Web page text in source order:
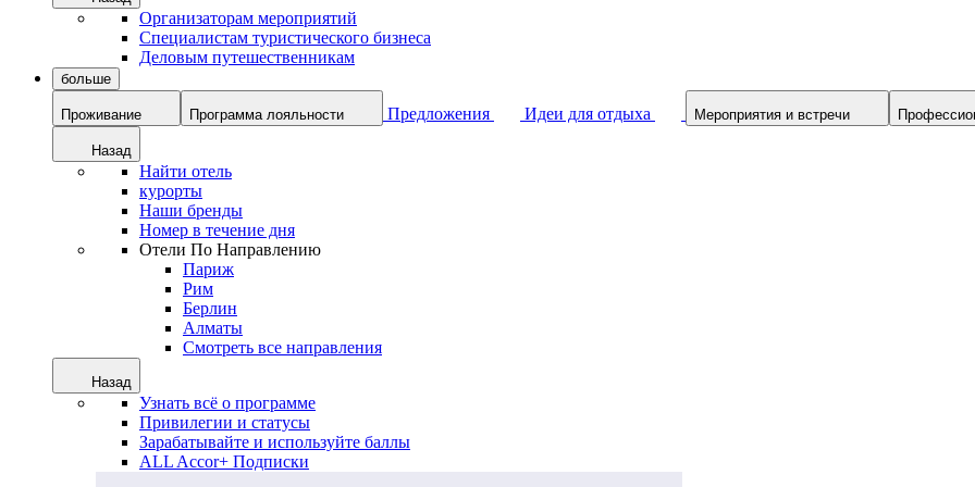
Организаторам мероприятий
Специалистам туристического бизнеса
Деловым путешественникам
больше
Проживание Программа лояльности Предложения Идеи для отдыха Мероприятия и встречи
Назад
Найти отель
курорты
Наши бренды
Номер в течение дня
Отели По Направлению
Париж
Рим
Берлин
Алматы
Смотреть все направления
Назад
Узнать всё о программе
Привилегии и статусы
Зарабатывайте и используйте баллы
ALL Accor+ Подписки